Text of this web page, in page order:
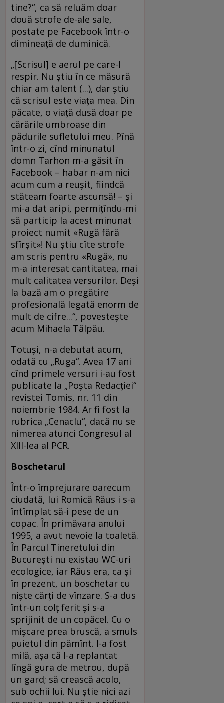
tine?“, ca să reluăm doar
două strofe de-ale sale,
postate pe Facebook într-o
dimineaţă de duminică.
„[Scrisul] e aerul pe care-l
respir. Nu ştiu în ce măsură
chiar am talent (...), dar ştiu
că scrisul este viaţa mea. Din
păcate, o viaţă dusă doar pe
cărările umbroase din
pădurile sufletului meu. Pînă
într-o zi, cînd minunatul
domn Tarhon m-a găsit în
Facebook – habar n-am nici
acum cum a reuşit, fiindcă
stăteam foarte ascunsă! – şi
mi-a dat aripi, permiţîndu-mi
să particip la acest minunat
proiect numit «Rugă fără
sfîrşit»! Nu ştiu cîte strofe
am scris pentru «Rugă», nu
m-a interesat cantitatea, mai
mult calitatea versurilor. Deşi
la bază am o pregătire
profesională legată enorm de
mult de cifre...“, povesteşte
acum Mihaela Tălpău.
Totuşi, n-a debutat acum,
odată cu „Ruga“. Avea 17 ani
cînd primele versuri i-au fost
publicate la „Poşta Redacţiei“
revistei Tomis, nr. 11 din
noiembrie 1984. Ar fi fost la
rubrica „Cenaclu“, dacă nu se
nimerea atunci Congresul al
XIII-lea al PCR.
Boschetarul
Într-o împrejurare oarecum
ciudată, lui Romică Răus i s-a
întîmplat să-i pese de un
copac. În primăvara anului
1995, a avut nevoie la toaletă.
În Parcul Tineretului din
Bucureşti nu existau WC-uri
ecologice, iar Răus era, ca şi
în prezent, un boschetar cu
nişte cărţi de vînzare. S-a dus
într-un colţ ferit şi s-a
sprijinit de un copăcel. Cu o
mişcare prea bruscă, a smuls
puietul din pămînt. I-a fost
milă, aşa că l-a replantat
lîngă gura de metrou, după
un gard; să crească acolo,
sub ochii lui. Nu ştie nici azi